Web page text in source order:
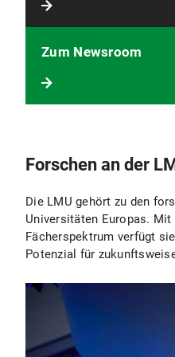
Zum Newsroom
Forschen an der
Die LMU gehört zu den
Universitäten Europas.
Fächerspektrum verfügt
Potenzial für